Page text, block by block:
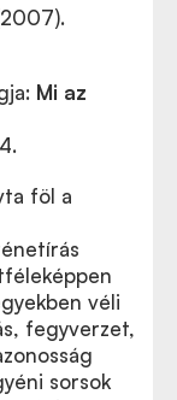
Mi az
föl a
véli
fegyverzet,
sorsok